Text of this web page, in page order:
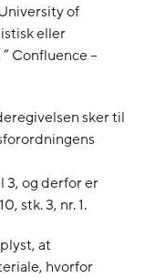
of
eller
Confluence –
sker til
3, og derfor er
stk. 3, nr. 1.
at
hvorfor